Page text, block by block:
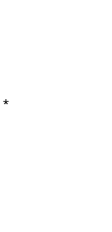
*